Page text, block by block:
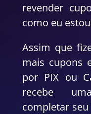
revender
como eu
Assim que
mais cupons
por PIX ou
recebe
completar